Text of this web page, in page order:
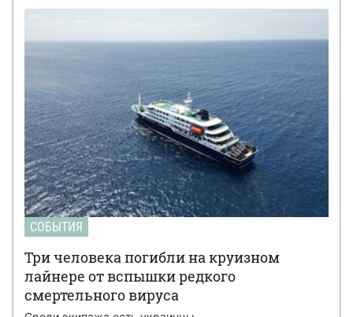
СОБЫТИЯ
Три человека погибли на круизном
лайнере от вспышки редкого
смертельного вируса